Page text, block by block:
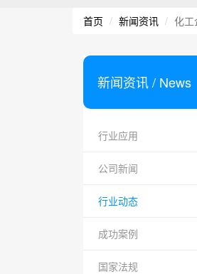
首页 新闻资讯 化工
新闻资讯/ News
行业应用
公司新闻
行业动态
成功案例
国家法规